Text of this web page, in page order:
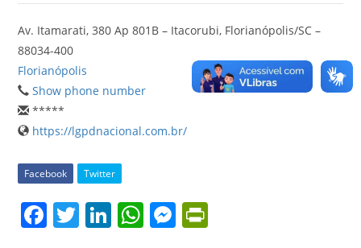
Av. Itamarati, 380 Ap 801B – Itacorubi, Florianópolis/SC –
88034-400
Florianópolis
Show phone number
*****
https://lgpdnacional.com.br/
Facebook Twitter
F T Li W M